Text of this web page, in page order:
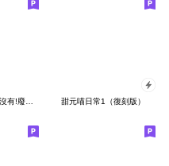
甜元喵日常1（復刻版）